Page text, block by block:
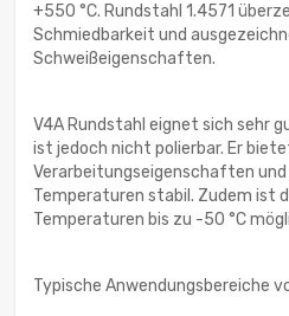
+550 °C. Rundstahl 1.4571
Schmiedbarkeit und
Schweißeigenschaften.
V4A Rundstahl eignet sich sehr
ist jedoch nicht polierbar. Er
Verarbeitungseigenschaften
Temperaturen stabil. Zudem ist
Temperaturen bis zu -50 °C
Typische Anwendungsbereiche